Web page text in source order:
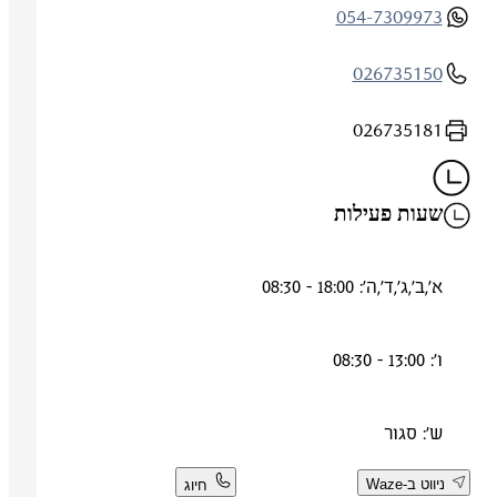
054-7309973
026735150
026735181
שעות פעילות
א',ב',ג',ד',ה': 18:00 - 08:30
ש': סגור
ניווט ב-Waze חיוג